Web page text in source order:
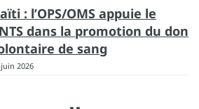
: l’OPS/OMS appuie le
dans la promotion du don
de sang
juin 2026